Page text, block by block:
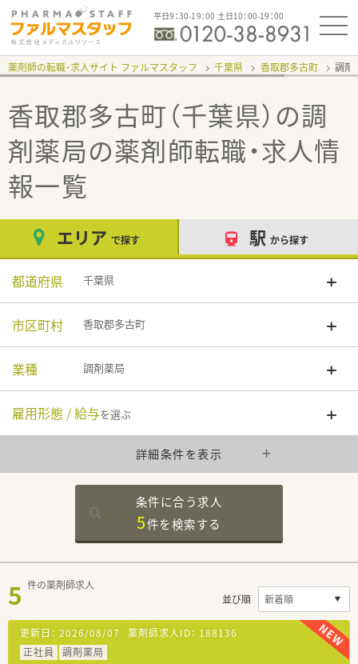
平日9：30-19：00 土日10：00-19：00
薬剤師の転職・求人サイト ファルマスタッフ 千葉県 香取郡多古町 調剤
香取郡多古町（千葉県）の調
剤薬局の薬剤師転職・求人情
報一覧
エリア で探す 駅 から探す
都道府県 千葉県
市区町村 香取郡多古町
業種 調剤薬局
雇用形態 / 給与を選ぶ
詳細条件を表示
条件に合う求人
5件を検索する
5 件の薬剤師求人
並び順
更新日： 2026/08/07 薬剤師求人ID： 188136
正社員
調剤薬局